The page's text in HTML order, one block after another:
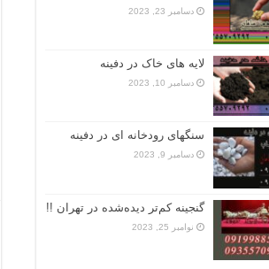
دسامبر 23, 2023
لایه های خاک در دفینه
دسامبر 10, 2023
سنگهای رودخانه ای در دفینه
دسامبر 9, 2023
گنجینه کم‌تر دیده‌شده در تهران !!
نوامبر 25, 2023